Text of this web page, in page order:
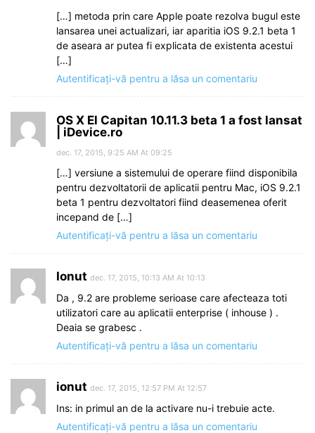
[…] metoda prin care Apple poate rezolva bugul este
lansarea unei actualizari, iar aparitia iOS 9.2.1 beta 1
de aseara ar putea fi explicata de existenta acestui
[…]
Autentificați-vă pentru a lăsa un comentariu
OS X El Capitan 10.11.3 beta 1 a fost lansat
| iDevice.ro
dec. 17, 2015, 9:25 AM At 09:25
[…] versiune a sistemului de operare fiind disponibila
pentru dezvoltatorii de aplicatii pentru Mac, iOS 9.2.1
beta 1 pentru dezvoltatori fiind deasemenea oferit
incepand de […]
Autentificați-vă pentru a lăsa un comentariu
Ionut dec. 17, 2015, 10:13 AM At 10:13
Da , 9.2 are probleme serioase care afecteaza toti
utilizatori care au aplicatii enterprise ( inhouse ) .
Deaia se grabesc .
Autentificați-vă pentru a lăsa un comentariu
ionut dec. 17, 2015, 12:57 PM At 12:57
Ins: in primul an de la activare nu-i trebuie acte.
Autentificați-vă pentru a lăsa un comentariu